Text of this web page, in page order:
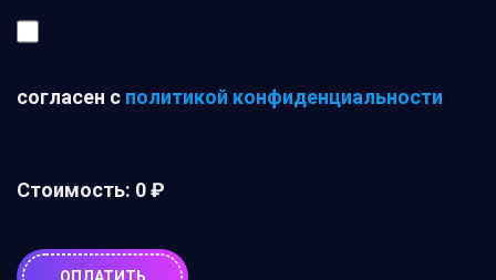
согласен с политикой конфиденциальности
Стоимость: 0 ₽